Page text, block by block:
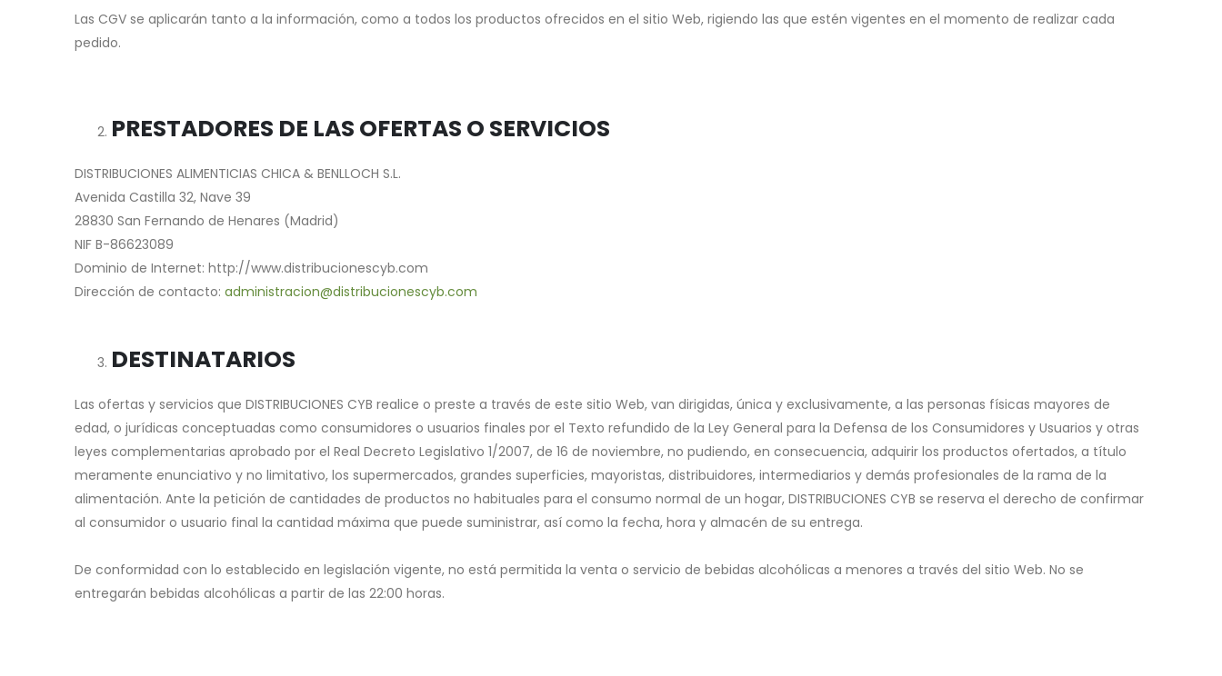
Las CGV se aplicarán tanto a la información, como a todos los productos ofrecidos en el sitio Web, rigiendo las que estén vigentes en el momento de realizar cada
pedido.
PRESTADORES DE LAS OFERTAS O SERVICIOS
DISTRIBUCIONES ALIMENTICIAS CHICA & BENLLOCH S.L.
Avenida Castilla 32, Nave 39
28830 San Fernando de Henares (Madrid)
NIF B-86623089
Dominio de Internet: http://www.distribucionescyb.com
Dirección de contacto: administracion@distribucionescyb.com
DESTINATARIOS
Las ofertas y servicios que DISTRIBUCIONES CYB realice o preste a través de este sitio Web, van dirigidas, única y exclusivamente, a las personas físicas mayores de
edad, o jurídicas conceptuadas como consumidores o usuarios finales por el Texto refundido de la Ley General para la Defensa de los Consumidores y Usuarios y otras
leyes complementarias aprobado por el Real Decreto Legislativo 1/2007, de 16 de noviembre, no pudiendo, en consecuencia, adquirir los productos ofertados, a título
meramente enunciativo y no limitativo, los supermercados, grandes superficies, mayoristas, distribuidores, intermediarios y demás profesionales de la rama de la
alimentación. Ante la petición de cantidades de productos no habituales para el consumo normal de un hogar, DISTRIBUCIONES CYB se reserva el derecho de confirmar
al consumidor o usuario final la cantidad máxima que puede suministrar, así como la fecha, hora y almacén de su entrega.
De conformidad con lo establecido en legislación vigente, no está permitida la venta o servicio de bebidas alcohólicas a menores a través del sitio Web. No se
entregarán bebidas alcohólicas a partir de las 22:00 horas.